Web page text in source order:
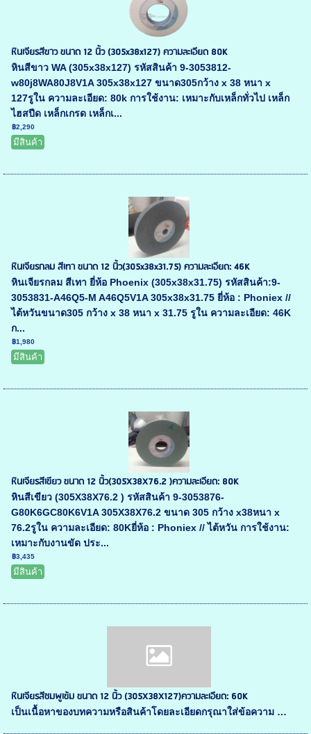
หินเจียรสีขาว ขนาด 12 นิ้ว (305x38x127) ความละเอียด 80K
หินสีขาว WA (305x38x127) รหัสสินค้า 9-3053812-
w80j8WA80J8V1A 305x38x127 ขนาด305กว้าง x 38 หนา x
127รูใน ความละเอียด: 80k การใช้งาน: เหมาะกับเหล็กทั่วไป เหล็ก
ไฮสปีด เหล็กเกรด เหล็กเ...
฿2,290
มีสินค้า
หินเจียรกลม สีเทา ขนาด 12 นิ้ว(305x38x31.75) ความละเอียด: 46K
หินเจียรกลม สีเทา ยี่ห้อ Phoenix (305x38x31.75) รหัสสินค้า:9-
3053831-A46Q5-M A46Q5V1A 305x38x31.75 ยี่ห้อ : Phoniex //
ไต้หวันขนาด305 กว้าง x 38 หนา x 31.75 รูใน ความละเอียด: 46K
ก...
฿1,980
มีสินค้า
หินเจียรสีเขียว ขนาด 12 นิ้ว(305X38X76.2 )ความละเอียด: 80K
หินสีเขียว (305X38X76.2 ) รหัสสินค้า 9-3053876-
G80K6GC80K6V1A 305X38X76.2 ขนาด 305 กว้าง x38หนา x
76.2รูใน ความละเอียด: 80Kยี่ห้อ : Phoniex // ไต้หวัน การใช้งาน:
เหมาะกับงานขัด ประ...
฿3,435
มีสินค้า
หินเจียรสีชมพูเข้ม ขนาด 12 นิ้ว (305X38X127)ความละเอียด: 60K
เป็นเนื้อหาของบทความหรือสินค้าโดยละเอียดกรุณาใส่ข้อความ …